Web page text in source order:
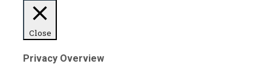
Close
Privacy Overview